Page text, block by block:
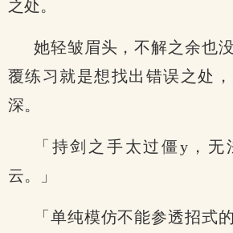
之处。
她轻皱眉头，不解之余也
覆练习就是想找出错误之处
深。
「持剑之手太过僵y，
云。」
「单纯模仿不能参透招式